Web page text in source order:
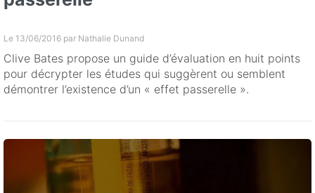
Le 13/06/2016 par Nathalie Dunand
Clive Bates propose un guide d’évaluation en huit points
pour décrypter les études qui suggèrent ou semblent
démontrer l’existence d’un « effet passerelle ».